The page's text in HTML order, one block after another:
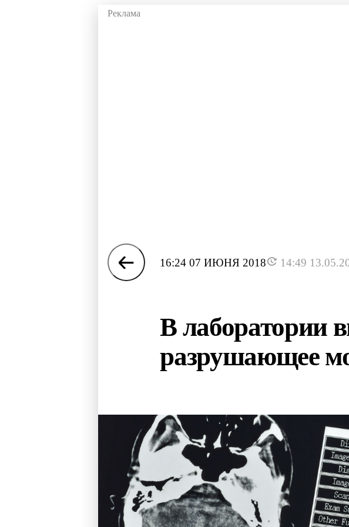
16:24 07 ИЮНЯ 2018 14:49
В лаборатории
разрушающее